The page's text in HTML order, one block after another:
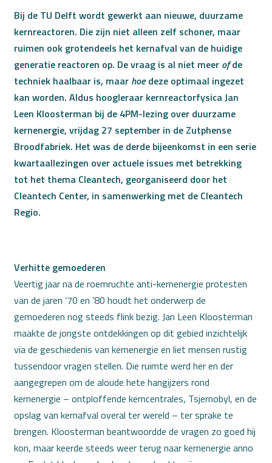
Bij de TU Delft wordt gewerkt aan nieuwe, duurzame
kernreactoren. Die zijn niet alleen zelf schoner, maar
ruimen ook grotendeels het kernafval van de huidige
generatie reactoren op. De vraag is al niet meer ofde
techniek haalbaar is, maar hoedeze optimaal ingezet
kan worden. Aldus hoogleraar kernreactorfysica Jan
Leen Kloosterman bij de 4PM-lezing over duurzame
kernenergie, vrijdag 27 september in de Zutphense
Broodfabriek. Het was de derde bijeenkomst in een serie
kwartaallezingen over actuele issues met betrekking
tot het thema Cleantech, georganiseerd door het
Cleantech Center, in samenwerking met de Cleantech
Regio.
Verhitte gemoederen
Veertig jaar na de roemruchte anti-kernenergie protesten
van de jaren ’70 en ’80 houdt het onderwerp de
gemoederen nog steeds flink bezig. Jan Leen Kloosterman
maakte de jongste ontdekkingen op dit gebied inzichtelijk
via de geschiedenis van kernenergie en liet mensen rustig
tussendoor vragen stellen. Die ruimte werd her en der
aangegrepen om de aloude hete hangijzers rond
kernenergie – ontploffende kerncentrales, Tsjernobyl, en de
opslag van kernafval overal ter wereld – ter sprake te
brengen. Kloosterman beantwoordde de vragen zo goed hij
kon, maar keerde steeds weer terug naar kernenergie anno